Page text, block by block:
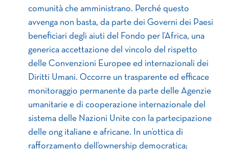
comunità che amministrano. Perché questo
avvenga non basta, da parte dei Governi dei Paesi
beneficiari degli aiuti del Fondo per l’Africa, una
generica accettazione del vincolo del rispetto
delle Convenzioni Europee ed internazionali dei
Diritti Umani. Occorre un trasparente ed efficace
monitoraggio permanente da parte delle Agenzie
umanitarie e di cooperazione internazionale del
sistema delle Nazioni Unite con la partecipazione
delle ong italiane e africane. In un’ottica di
rafforzamento dell’ownership democratica;